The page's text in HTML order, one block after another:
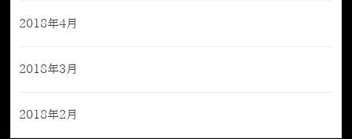
2018年4月
2018年3月
2018年2月